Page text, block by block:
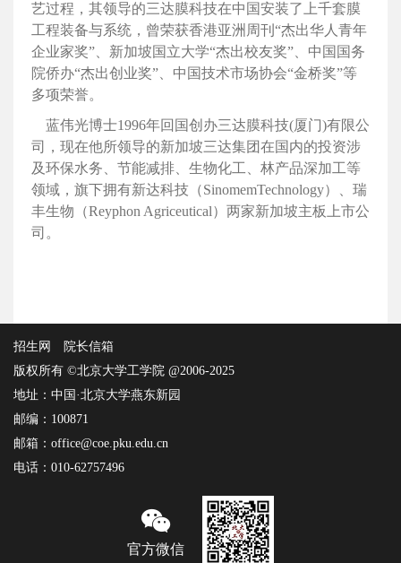
艺过程，其领导的三达膜科技在中国安装了上千套膜
工程装备与系统，曾荣获香港亚洲周刊“杰出华人青年
企业家奖”、新加坡国立大学“杰出校友奖”、中国国务
院侨办“杰出创业奖”、中国技术市场协会“金桥奖”等
多项荣誉。
蓝伟光博士1996年回国创办三达膜科技(厦门)有限公
司，现在他所领导的新加坡三达集团在国内的投资涉
及环保水务、节能减排、生物化工、林产品深加工等
领域，旗下拥有新达科技（SinomemTechnology）、瑞
丰生物（Reyphon Agriceutical）两家新加坡主板上市公
司。
招生网
院长信箱
版权所有 ©北京大学工学院 @2006-2025
地址：中国·北京大学燕东新园
邮编：100871
邮箱：office@coe.pku.edu.cn
电话：010-62757496
官方微信